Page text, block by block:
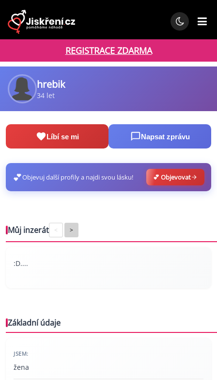
REGISTRACE ZDARMA
hrebik
34 let
Líbí se mi Napsat zprávu
💕Objevuj další profily a najdi svou lásku! 💕 Objevovat
Můj inzerát < >
:D....
Základní údaje
JSEM:
žena